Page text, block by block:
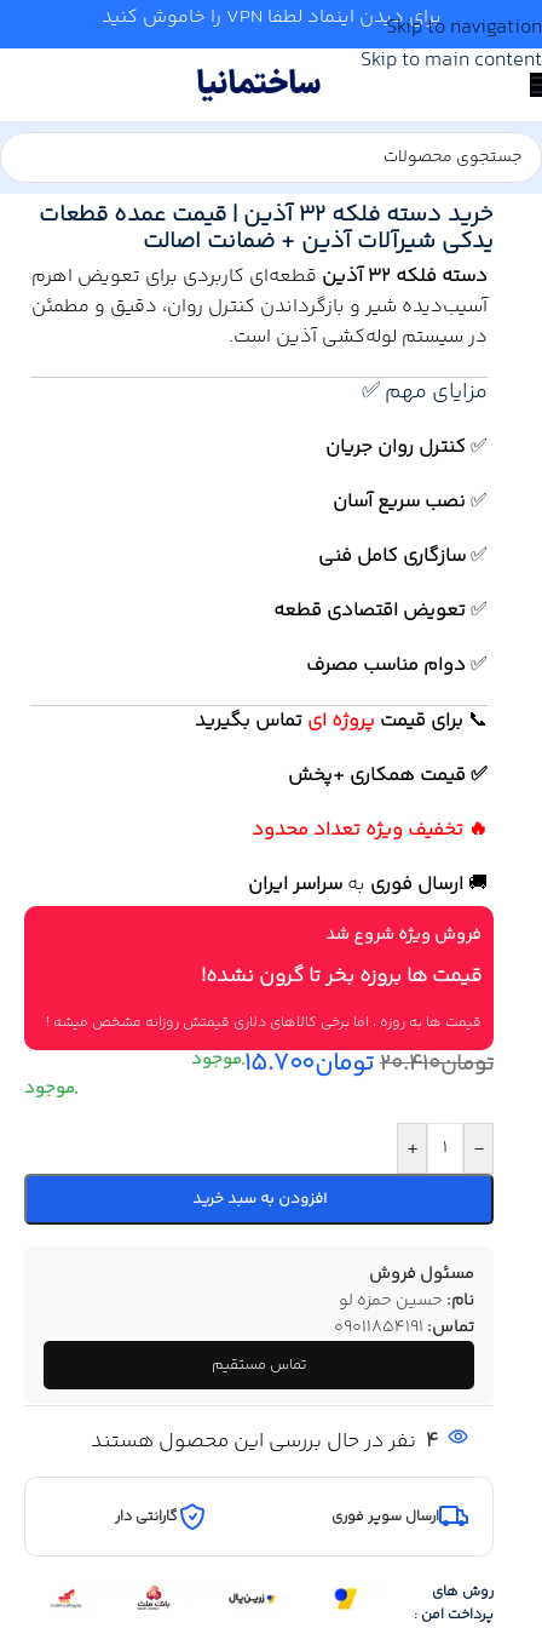
Skip to navigation
Skip to main content
برای دیدن اینماد لطفا VPN را خاموش کنید
آب و تاسیسات
خرید دسته فلکه 32 آذین | قیمت عمده قطعات
یدکی شیرآلات آذین + ضمانت اصالت
دسته فلکه 32 آذین
قطعه‌ای کاربردی برای تعویض اهرم
آسیب‌دیده شیر و بازگرداندن کنترل روان، دقیق و مطمئن
در سیستم لوله‌کشی آذین است.
مزایای مهم ✅
✅کنترل روان جریان
✅ نصب سریع آسان
✅سازگاری کامل فنی
✅تعویض اقتصادی قطعه
✅ دوام مناسب مصرف
📞 برای قیمت پروژه ای تماس بگیرید
✅ قیمت همکاری +پخش
🔥 تخفیف ویژه تعداد محدود
🚚 ارسال فوری به سراسر ایران
فروش ویژه شروع شد
قیمت ها بروزه بخر تا گرون نشده!
قیمت ها به روزه ، اما برخی کالاهای دلاری قیمتش روزانه مشخص میشه !
تومان۲۰.۴۱۰تومان۱۵.۷۰۰
-
+
افزودن به سبد خرید
مسئول فروش
نام: حسین حمزه لو
تماس: 09011854191
تماس مستقیم
4 نفر در حال بررسی این محصول هستند
ارسال سوپر فوری گارانتی دار
روش های
پرداخت امن :